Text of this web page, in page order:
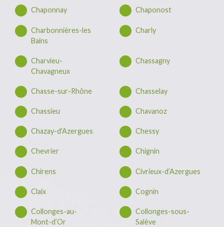
Chaponnay Chaponost
Charbonnières-les
Bains
Charly
Charvieu-
Chavagneux
Chassagny
Chasse-sur-Rhône Chasselay
Chassieu Chavanoz
Chazay-d'Azergues Chessy
Chevrier Chignin
Chirens Civrieux-d’Azergues
Claix Cognin
Collonges-au-
Mont-d’Or
Collonges-sous-
Salève